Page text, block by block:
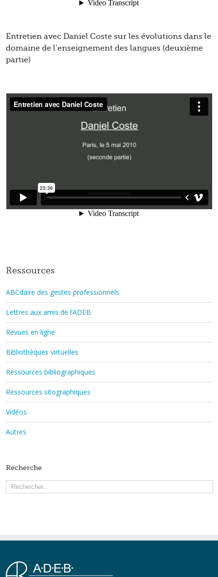
Entretien avec Daniel Coste sur les évolutions dans le
domaine de l’enseignement des langues (deuxième
partie)
Ressources
ABCdaire des gestes professionnels
Lettres aux amis de l’ADEB
Revues en ligne
Bibliothèques virtuelles
Ressources bibliographiques
Ressources sitographiques
Vidéos
Autres
Recherche